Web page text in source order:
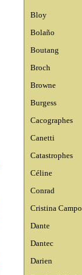
Bloy
Bolaño
Boutang
Broch
Browne
Burgess
Cacographes
Canetti
Catastrophes
Céline
Conrad
Cristina Campo
Dante
Dantec
Darien